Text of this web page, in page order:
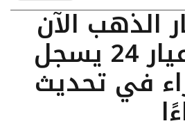
الذهب الآن
في مصر: عيار 24 يسجل
في تحديث